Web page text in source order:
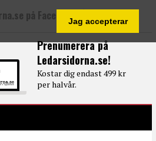
Jag accepterar
Prenumerera på
Ledarsidorna.se!
Kostar dig endast 499 kr
per halvår.
på Facebook